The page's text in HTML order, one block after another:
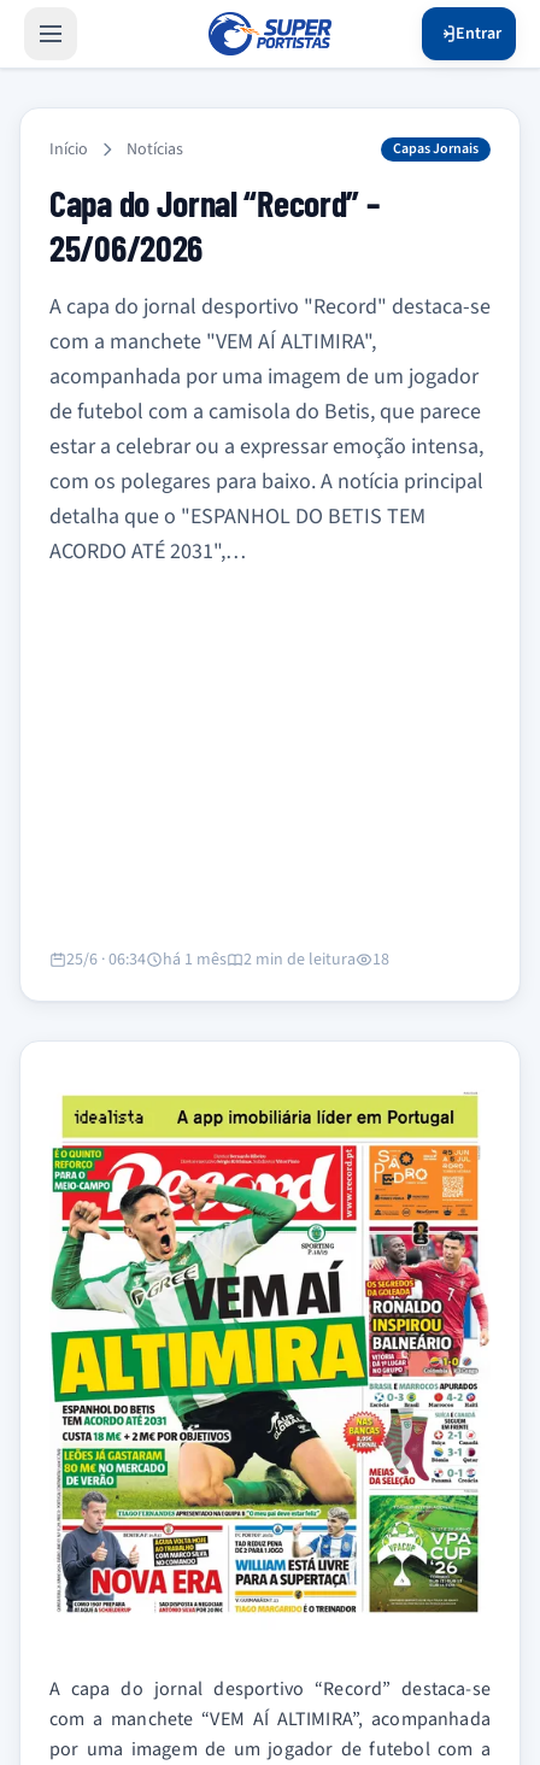
Entrar
Início Notícias Capas Jornais
Capa do Jornal “Record” –
25/06/2026
A capa do jornal desportivo "Record" destaca-se
com a manchete "VEM AÍ ALTIMIRA",
acompanhada por uma imagem de um jogador
de futebol com a camisola do Betis, que parece
estar a celebrar ou a expressar emoção intensa,
com os polegares para baixo. A notícia principal
detalha que o "ESPANHOL DO BETIS TEM
ACORDO ATÉ 2031",…
25/6 · 06:34 há 1 mês 2 min de leitura 18
A capa do jornal desportivo “Record” destaca-se
com a manchete “VEM AÍ ALTIMIRA”, acompanhada
por uma imagem de um jogador de futebol com a